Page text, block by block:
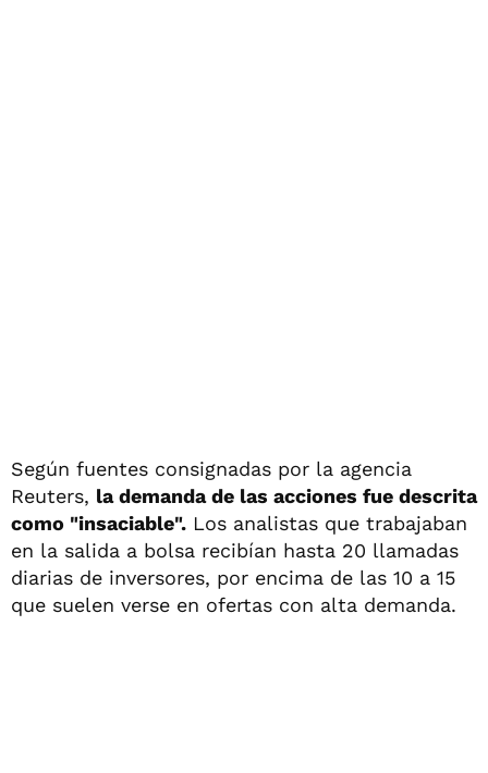
Según fuentes consignadas por la agencia
Reuters, la demanda de las acciones fue descrita
como "insaciable". Los analistas que trabajaban
en la salida a bolsa recibían hasta 20 llamadas
diarias de inversores, por encima de las 10 a 15
que suelen verse en ofertas con alta demanda.